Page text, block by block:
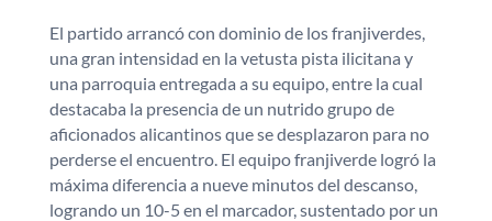
El partido arrancó con dominio de los franjiverdes,
una gran intensidad en la vetusta pista ilicitana y
una parroquia entregada a su equipo, entre la cual
destacaba la presencia de un nutrido grupo de
aficionados alicantinos que se desplazaron para no
perderse el encuentro. El equipo franjiverde logró la
máxima diferencia a nueve minutos del descanso,
logrando un 10-5 en el marcador, sustentado por un